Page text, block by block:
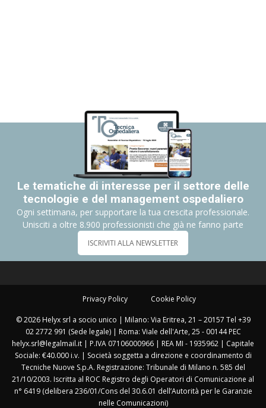
Le tematiche di interesse per il settore delle
tecnologie e del management ospedaliero
Ogni settimana, per supportare la tua crescita professionale.
Unisciti a oltre 8.900 professionisti che già ne fanno parte
ISCRIVITI ALLA NEWSLETTER
Privacy Policy Cookie Policy
© 2026 Helyx srl a socio unico | Milano: Via Eritrea, 21 – 20157 Tel +39
02 2772 991 (Sede legale) | Roma: Viale dell'Arte, 25 - 00144 PEC
helyx.srl@legalmail.it | P.IVA 07106000966 | REA MI - 1935962 | Capitale
Sociale: €40.000 i.v. | Società soggetta a direzione e coordinamento di
Tecniche Nuove S.p.A. Registrazione: Tribunale di Milano n. 585 del
21/10/2003. Iscritta al ROC Registro degli Operatori di Comunicazione al
n° 6419 (delibera 236/01/Cons del 30.6.01 dell’Autorità per le Garanzie
nelle Comunicazioni)